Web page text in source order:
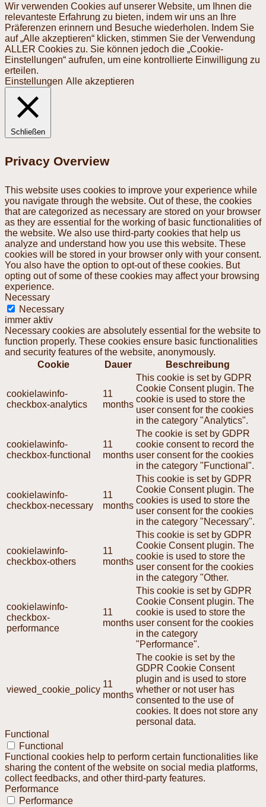
Wir verwenden Cookies auf unserer Website, um Ihnen die
relevanteste Erfahrung zu bieten, indem wir uns an Ihre
Präferenzen erinnern und Besuche wiederholen. Indem Sie
auf „Alle akzeptieren“ klicken, stimmen Sie der Verwendung
ALLER Cookies zu. Sie können jedoch die „Cookie-
Einstellungen“ aufrufen, um eine kontrollierte Einwilligung zu
erteilen.
Einstellungen Alle akzeptieren
Schließen
Privacy Overview
This website uses cookies to improve your experience while
you navigate through the website. Out of these, the cookies
that are categorized as necessary are stored on your browser
as they are essential for the working of basic functionalities of
the website. We also use third-party cookies that help us
analyze and understand how you use this website. These
cookies will be stored in your browser only with your consent.
You also have the option to opt-out of these cookies. But
opting out of some of these cookies may affect your browsing
experience.
Necessary
Necessary
immer aktiv
Necessary cookies are absolutely essential for the website to
function properly. These cookies ensure basic functionalities
and security features of the website, anonymously.
Cookie
Dauer Beschreibung
cookielawinfo-
checkbox-analytics
11
months
This cookie is set by GDPR
Cookie Consent plugin. The
cookie is used to store the
user consent for the cookies
in the category "Analytics".
cookielawinfo-
checkbox-functional
11
months
The cookie is set by GDPR
cookie consent to record the
user consent for the cookies
in the category "Functional".
cookielawinfo-
checkbox-necessary
11
months
This cookie is set by GDPR
Cookie Consent plugin. The
cookies is used to store the
user consent for the cookies
in the category "Necessary".
cookielawinfo-
checkbox-others
11
months
This cookie is set by GDPR
Cookie Consent plugin. The
cookie is used to store the
user consent for the cookies
in the category "Other.
cookielawinfo-
checkbox-
performance
11
months
This cookie is set by GDPR
Cookie Consent plugin. The
cookie is used to store the
user consent for the cookies
in the category
"Performance".
viewed_cookie_policy
11
months
The cookie is set by the
GDPR Cookie Consent
plugin and is used to store
whether or not user has
consented to the use of
cookies. It does not store any
personal data.
Functional
Functional
Functional cookies help to perform certain functionalities like
sharing the content of the website on social media platforms,
collect feedbacks, and other third-party features.
Performance
Performance